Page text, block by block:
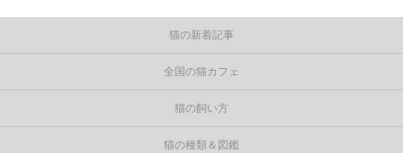
猫の新着記事
全国の猫カフェ
猫の飼い方
猫の種類＆図鑑